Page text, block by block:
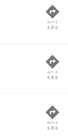
ルート
を見る
ルート
を見る
ルート
を見る